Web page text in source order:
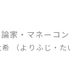
家・マネーコ
（よりふじ・た